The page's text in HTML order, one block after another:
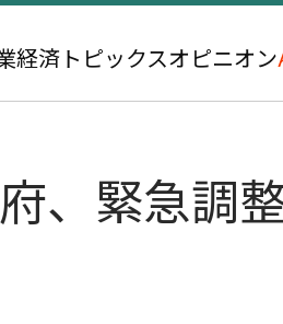
経済 トピックスオピニオン
、緊急調